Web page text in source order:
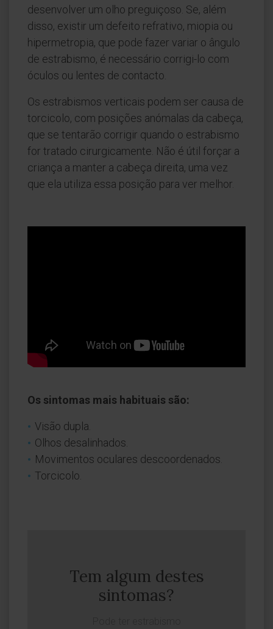
desenvolver um olho preguiçoso. Se, além
disso, existir um defeito refrativo, miopia ou
hipermetropia, que pode fazer variar o ângulo
de estrabismo, é necessário corrigi-lo com
óculos ou lentes de contacto.
Os estrabismos verticais podem ser causa de
torcicolo, com posições anómalas da cabeça,
que se tentarão corrigir quando o estrabismo
for tratado cirurgicamente. Não é útil forçar a
criança a manter a cabeça direita, uma vez
que ela utiliza essa posição para ver melhor.
Os sintomas mais habituais são:
Visão dupla.
Olhos desalinhados.
Movimentos oculares descoordenados.
Torcicolo.
Tem algum destes
sintomas?